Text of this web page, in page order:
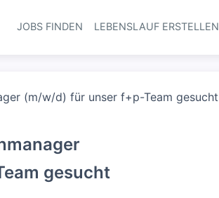
JOBS FINDEN LEBENSLAUF ERSTELLEN
(m/w/d) für unser f+p-Team gesucht
gesucht